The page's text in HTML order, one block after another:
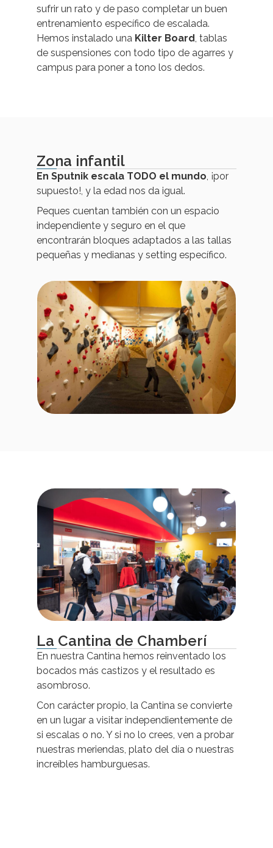
sufrir un rato y de paso completar un buen
entrenamiento específico de escalada.
Hemos instalado una Kilter Board, tablas
de suspensiones con todo tipo de agarres y
campus para poner a tono los dedos.
Zona infantil
En Sputnik escala TODO el mundo, ¡por
supuesto!, y la edad nos da igual.
Peques cuentan también con un espacio
independiente y seguro en el que
encontrarán bloques adaptados a las tallas
pequeñas y medianas y setting específico.
La Cantina de Chamberí
En nuestra Cantina hemos reinventado los
bocados más castizos y el resultado es
asombroso.
Con carácter propio, la Cantina se convierte
en un lugar a visitar independientemente de
si escalas o no. Y si no lo crees, ven a probar
nuestras meriendas, plato del día o nuestras
increíbles hamburguesas.